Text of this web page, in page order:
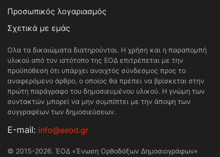
Προσωπικός λογαριασμός
Σχετικά με εμάς
Ολα τα δικαιώματα διατηρούνται. Η χρήση και η παραπομπή
υλικού από τον ιστότοπο της ΕΟΔ επιτρέπεται με την
προϋπόθεση ότι υπάρχει ανοιχτός σύνδεσμος προς το
αναφερόμενο άρθρο, ο οποίος θα πρέπει να βρίσκεται στην
πρώτη παράγραφο του δημοσιευμένου υλικού. Η γνώμη των
συντακτών μπορεί να μην συμπίπτει με την άποψη των
συγγραφέων των δημοσιεύσεων.
Е-mail: info@eeod.gr
© 2015-2026. ΈΟΔ «Ένωση Ορθοδόξων Δημοσιογράφων»